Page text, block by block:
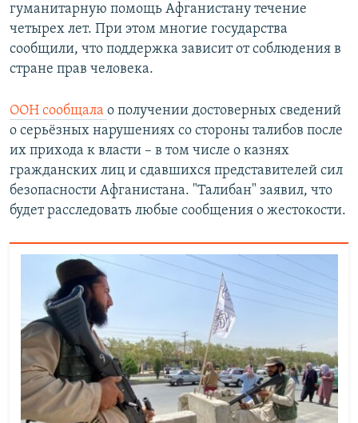
гуманитарную помощь Афганистану течение
четырех лет. При этом многие государства
сообщили, что поддержка зависит от соблюдения в
стране прав человека.
ООН сообщала о получении достоверных сведений
о серьёзных нарушениях со стороны талибов после
их прихода к власти – в том числе о казнях
гражданских лиц и сдавшихся представителей сил
безопасности Афганистана. "Талибан" заявил, что
будет расследовать любые сообщения о жестокости.